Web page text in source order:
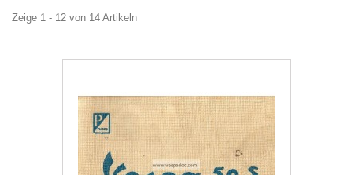
Zeige 1 - 12 von 14 Artikeln